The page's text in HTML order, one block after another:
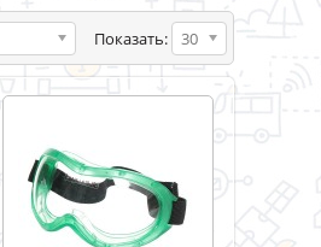
Показать: 30